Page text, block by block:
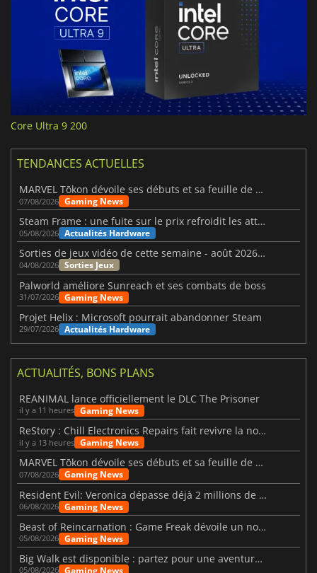
Core Ultra 9 200
TENDANCES ACTUELLES
MARVEL Tōkon dévoile ses débuts et sa feuille de route
07/08/2026 Gaming News
Steam Frame : une fuite sur le prix refroidit les attentes VR
05/08/2026 Actualités Hardware
Sorties de jeux vidéo de cette semaine - août 2026 (semaine 32)
04/08/2026 Sorties Jeux
Palworld améliore Sunreach et ses combats de boss
31/07/2026 Gaming News
Projet Helix : Microsoft pourrait abandonner Steam
29/07/2026 Actualités Hardware
ACTUALITÉS, BONS PLANS
REANIMAL lance officiellement le DLC The Prisoner
il y a 11 heures Gaming News
ReStory : Chill Electronics Repairs fait revivre la nostalgie des années 2000
il y a 13 heures Gaming News
MARVEL Tōkon dévoile ses débuts et sa feuille de route
07/08/2026 Gaming News
Resident Evil: Veronica dépasse déjà 2 millions de wishlists
06/08/2026 Gaming News
Beast of Reincarnation : Game Freak dévoile un nouveau pari
05/08/2026 Gaming News
Big Walk est disponible : partez pour une aventure entre amis
05/08/2026 Gaming News